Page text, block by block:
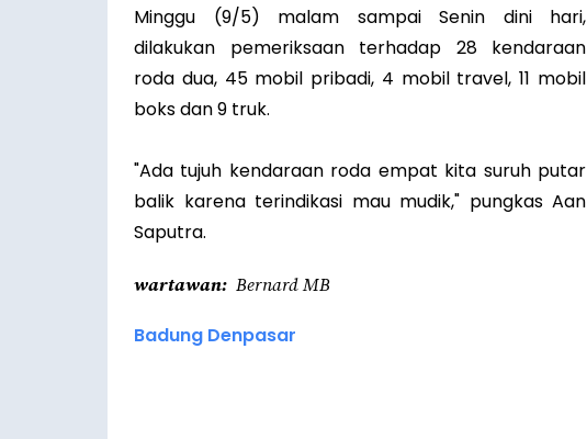
Minggu (9/5) malam sampai Senin dini hari,
dilakukan pemeriksaan terhadap 28 kendaraan
roda dua, 45 mobil pribadi, 4 mobil travel, 11 mobil
boks dan 9 truk.
"Ada tujuh kendaraan roda empat kita suruh putar
balik karena terindikasi mau mudik," pungkas Aan
Saputra.
wartawan Bernard MB
Badung Denpasar